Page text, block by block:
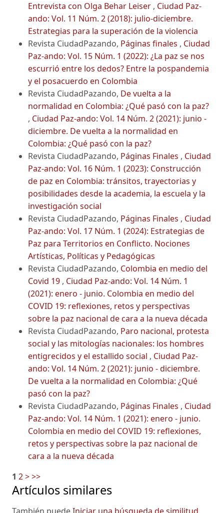
Entrevista con Olga Behar Leiser , Ciudad Paz-
ando: Vol. 11 Núm. 2 (2018): julio-diciembre.
Estrategias para la superación de la violencia
Revista CiudadPazando, Páginas finales , Ciudad
Paz-ando: Vol. 15 Núm. 1 (2022): ¿La paz se nos
escurrió entre los dedos? Entre la pospandemia
y el posacuerdo en Colombia
Revista CiudadPazando, De vuelta a la
normalidad en Colombia: ¿Qué pasó con la paz?
, Ciudad Paz-ando: Vol. 14 Núm. 2 (2021): junio -
diciembre. De vuelta a la normalidad en
Colombia: ¿Qué pasó con la paz?
Revista CiudadPazando, Páginas Finales , Ciudad
Paz-ando: Vol. 16 Núm. 1 (2023): Construcción
de paz en Colombia: tránsitos, trayectorias y
posibilidades desde la academia, la escuela y la
investigación social
Revista CiudadPazando, Páginas Finales , Ciudad
Paz-ando: Vol. 17 Núm. 1 (2024): Estrategias de
Paz para Territorios en Conflicto. Nociones
Artísticas, Políticas y Pedagógicas
Revista CiudadPazando, Colombia en medio del
Covid 19 , Ciudad Paz-ando: Vol. 14 Núm. 1
(2021): enero - junio. Colombia en medio del
COVID 19: reflexiones, retos y perspectivas
sobre la paz nacional de cara a la nueva década
Revista CiudadPazando, Paro nacional, protesta
social y las mitologías nacionales: los hombres
entigrecidos y el estallido social , Ciudad Paz-
ando: Vol. 14 Núm. 2 (2021): junio - diciembre.
De vuelta a la normalidad en Colombia: ¿Qué
pasó con la paz?
Revista CiudadPazando, Páginas Finales , Ciudad
Paz-ando: Vol. 14 Núm. 1 (2021): enero - junio.
Colombia en medio del COVID 19: reflexiones,
retos y perspectivas sobre la paz nacional de
cara a la nueva década
1 2>>>
Artículos similares